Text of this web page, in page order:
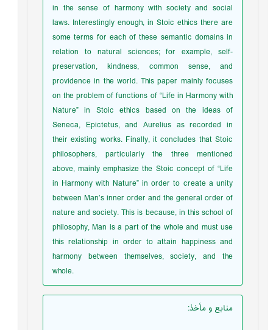
in the sense of harmony with society and social
laws. Interestingly enough, in Stoic ethics there are
some terms for each of these semantic domains in
relation to natural sciences; for example, self-
preservation, kindness, common sense, and
providence in the world. This paper mainly focuses
on the problem of functions of “Life in Harmony with
Nature” in Stoic ethics based on the ideas of
Seneca, Epictetus, and Aurelius as recorded in
their existing works. Finally, it concludes that Stoic
philosophers, particularly the three mentioned
above, mainly emphasize the Stoic concept of “Life
in Harmony with Nature” in order to create a unity
between Man’s inner order and the general order of
nature and society. This is because, in this school of
philosophy, Man is a part of the whole and must use
this relationship in order to attain happiness and
harmony between themselves, society, and the
whole.
منابع و مأخذ: